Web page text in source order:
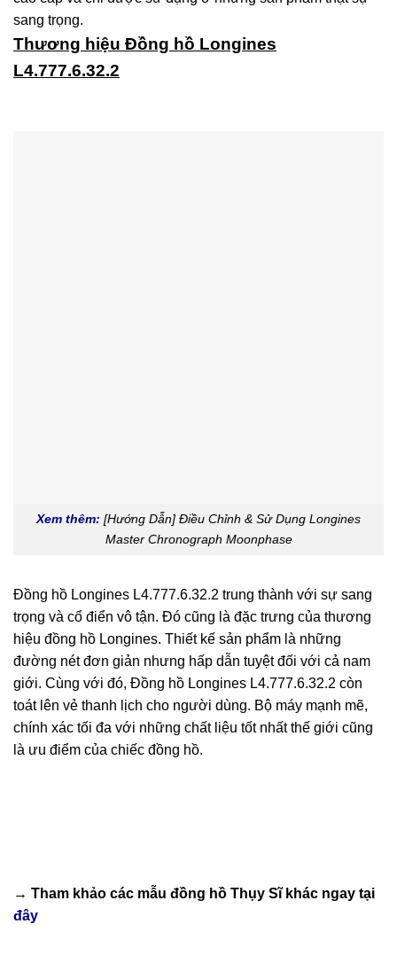
sang trọng.
Thương hiệu Đồng hồ Longines
L4.777.6.32.2
Xem thêm: [Hướng Dẫn] Điều Chỉnh & Sử Dụng Longines
Master Chronograph Moonphase
Đồng hồ Longines L4.777.6.32.2 trung thành với sự sang
trọng và cổ điển vô tận. Đó cũng là đặc trưng của thương
hiệu đồng hồ Longines. Thiết kế sản phẩm là những
đường nét đơn giản nhưng hấp dẫn tuyệt đối với cả nam
giới. Cùng với đó, Đồng hồ Longines L4.777.6.32.2 còn
toát lên vẻ thanh lịch cho người dùng. Bộ máy mạnh mẽ,
chính xác tối đa với những chất liệu tốt nhất thế giới cũng
là ưu điểm của chiếc đồng hồ.
→ Tham khảo các mẫu đồng hồ Thụy Sĩkhác ngay tại
đây